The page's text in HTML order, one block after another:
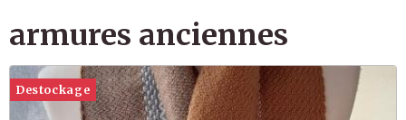
armures anciennes
Destockage